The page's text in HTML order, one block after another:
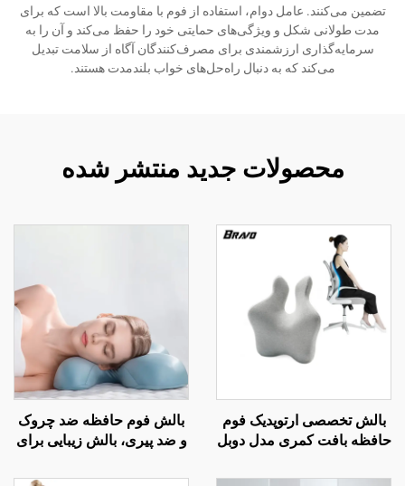
تضمین می‌کنند. عامل دوام، استفاده از فوم با مقاومت بالا است که برای
مدت طولانی شکل و ویژگی‌های حمایتی خود را حفظ می‌کند و آن را به
سرمایه‌گذاری ارزشمندی برای مصرف‌کنندگان آگاه از سلامت تبدیل
می‌کند که به دنبال راه‌حل‌های خواب بلندمدت هستند.
محصولات جدید منتشر شده
بالش تخصصی ارتوپدیک فوم
حافظه بافت کمری مدل دوبل
بالش کمر B2
بالش فوم حافظه ضد چروک
و ضد پیری، بالش زیبایی برای
بالش خواب زیبایی H14